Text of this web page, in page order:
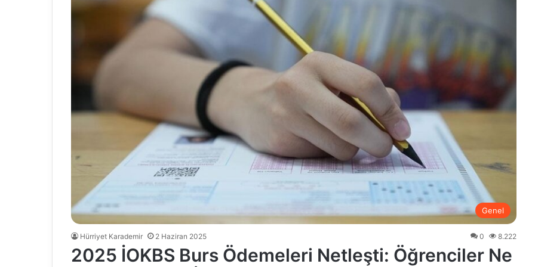
Genel
Hürriyet Karademir 2 Haziran 2025 0 8.222
2025 İOKBS Burs Ödemeleri Netleşti: Öğrenciler Ne